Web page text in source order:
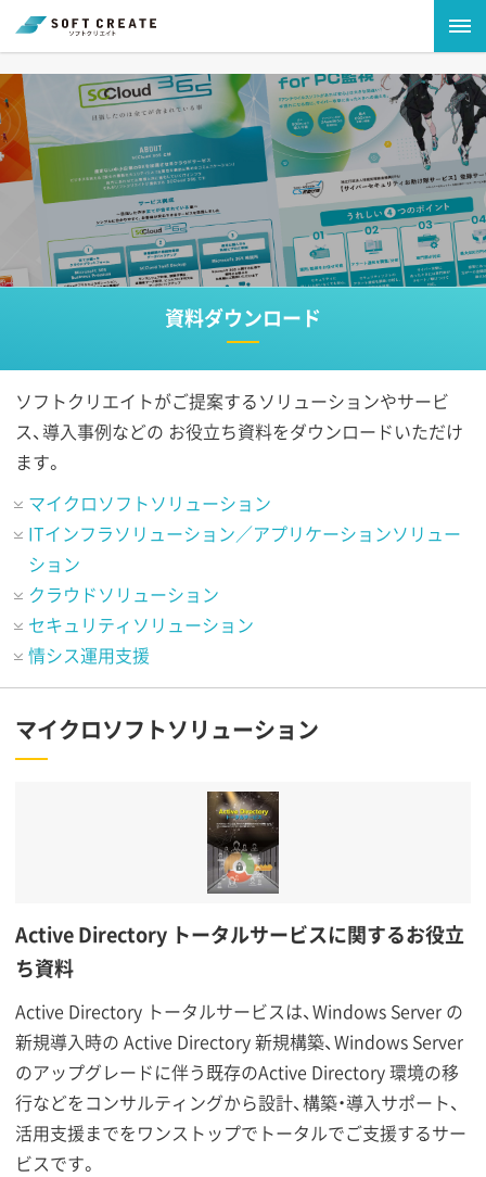
資料ダウンロード
ソフトクリエイトがご提案するソリューションやサービ
ス、導入事例などの お役立ち資料をダウンロードいただけ
ます。
マイクロソフトソリューション
ITインフラソリューション／アプリケーションソリュー
ション
クラウドソリューション
セキュリティソリューション
情シス運用支援
マイクロソフトソリューション
Active Directory トータルサービスに関するお役立
ち資料
Active Directory トータルサービスは、Windows Server の
新規導入時の Active Directory 新規構築、Windows Server
のアップグレードに伴う既存のActive Directory 環境の移
行などをコンサルティングから設計、構築・導入サポート、
活用支援までをワンストップでトータルでご支援するサー
ビスです。